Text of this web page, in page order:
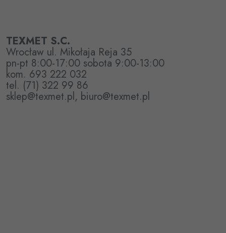
TEXMET S.C.
Wrocław ul. Mikołaja Reja 35
pn-pt 8:00-17:00 sobota 9:00-13:00
kom. 693 222 032
tel. (71) 322 99 86
sklep@texmet.pl, biuro@texmet.pl